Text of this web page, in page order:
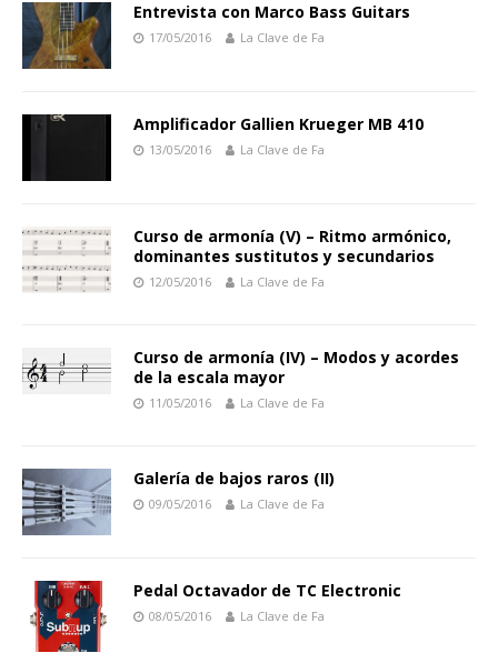
Entrevista con Marco Bass Guitars
17/05/2016 La Clave de Fa
Amplificador Gallien Krueger MB 410
13/05/2016 La Clave de Fa
Curso de armonía (V) – Ritmo armónico,
dominantes sustitutos y secundarios
12/05/2016 La Clave de Fa
Curso de armonía (IV) – Modos y acordes
de la escala mayor
11/05/2016 La Clave de Fa
Galería de bajos raros (II)
09/05/2016 La Clave de Fa
Pedal Octavador de TC Electronic
08/05/2016 La Clave de Fa